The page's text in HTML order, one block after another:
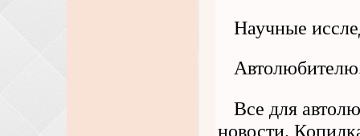
Научные
Все для
новости.